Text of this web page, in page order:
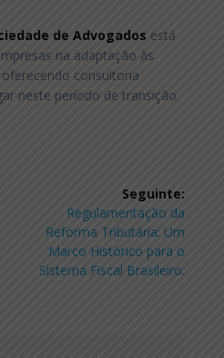
de Advogados está
na adaptação às
consultoria
neste período de transição.
Seguinte:
Post
seguinte:
Regulamentação da
Reforma Tributária: Um
Marco Histórico para o
Sistema Fiscal Brasileiro.